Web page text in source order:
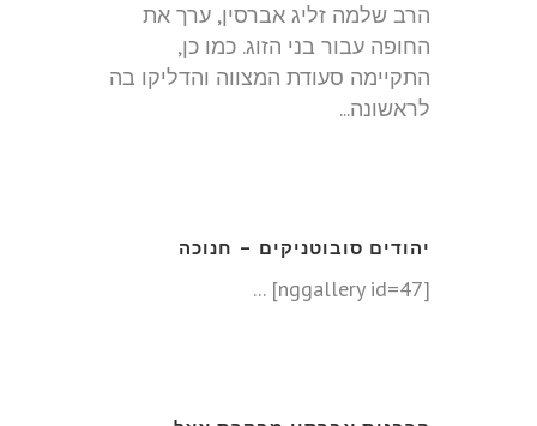
הרב שלמה זליג אברסין, ערך את
החופה עבור בני הזוג. כמו כן,
התקיימה סעודת המצווה והדליקו בה
לראשונה...
יהודים סובוטניקים – חנוכה
[nggallery id=47] ...